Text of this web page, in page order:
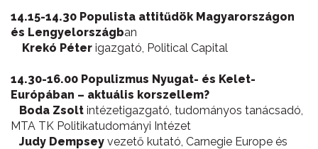
14.15-14.30 Populista attitűdök Magyarországon
és Lengyelországban
Krekó Péter igazgató, Political Capital
14.30-16.00 Populizmus Nyugat- és Kelet-
Európában – aktuális korszellem?
Boda Zsolt intézetigazgató, tudományos tanácsadó,
MTA TK Politikatudományi Intézet
Judy Dempsey vezető kutató, Carnegie Europe és